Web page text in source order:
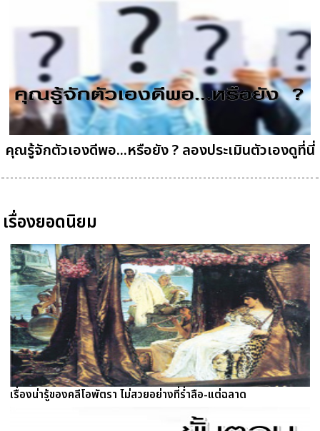
คุณรู้จักตัวเองดีพอ...หรือยัง ? ลองประเมินตัวเองดูที่นี่
เรื่องยอดนิยม
เรื่องน่ารู้ของคลีโอพัตรา ไม่สวยอย่างที่ร่ำลือ-แต่ฉลาด